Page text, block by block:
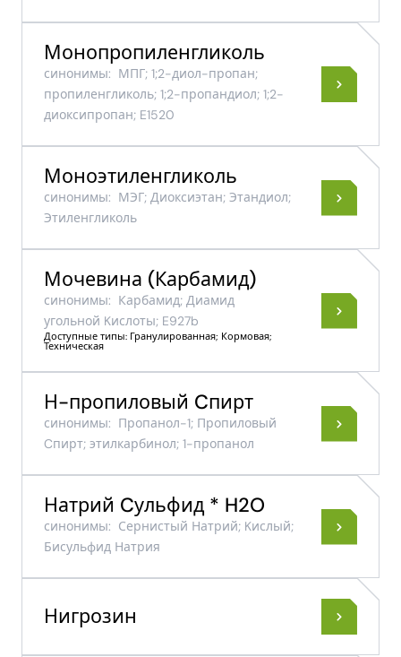
Монопропиленгликоль
синонимы: МПГ; 1;2-​диол-​пропан;
пропиленгликоль; 1;2-пропандиол; 1;2-
диоксипропан; E1520
Моноэтиленгликоль
синонимы: МЭГ; Диоксиэтан; Этандиол;
Этиленгликоль
Мочевина (Карбамид)
синонимы: Карбамид; Диамид
угольной Kислоты; E927b
Доступные типы: Гранулированная; Кормовая;
Техническая
Н-пропиловый Cпирт
синонимы: Пропанол-1; Пропиловый
Cпирт; этилкарбинол; 1-пропанол
Натрий Cульфид * H2O
синонимы: Сернистый Натрий; Kислый;
Бисульфид Натрия
Нигрозин